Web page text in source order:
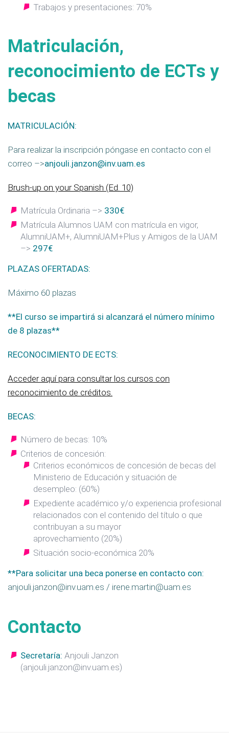
Trabajos y presentaciones: 70%
Matriculación,
reconocimiento de ECTs y
becas
MATRICULACIÓN:
Para realizar la inscripción póngase en contacto con el
correo –>anjouli.janzon@inv.uam.es
Brush-up on your Spanish (Ed. 10)
Matrícula Ordinaria –> 330€
Matrícula Alumnos UAM con matrícula en vigor,
AlumniUAM+, AlumniUAM+Plus y Amigos de la UAM
–> 297€
PLAZAS OFERTADAS:
Máximo 60 plazas
**El curso se impartirá si alcanzará el número mínimo
de 8 plazas**
RECONOCIMIENTO DE ECTS:
Acceder aquí para consultar los cursos con
reconocimiento de créditos.
BECAS:
Número de becas: 10%
Criterios de concesión:
Criterios económicos de concesión de becas del
Ministerio de Educación y situación de
desempleo: (60%)
Expediente académico y/o experiencia profesional
relacionados con el contenido del título o que
contribuyan a su mayor
aprovechamiento (20%)
Situación socio-económica 20%
**Para solicitar una beca ponerse en contacto con:
anjouli.janzon@inv.uam.es / irene.martin@uam.es
Contacto
Secretaría: Anjouli Janzon
(anjouli.janzon@inv.uam.es)